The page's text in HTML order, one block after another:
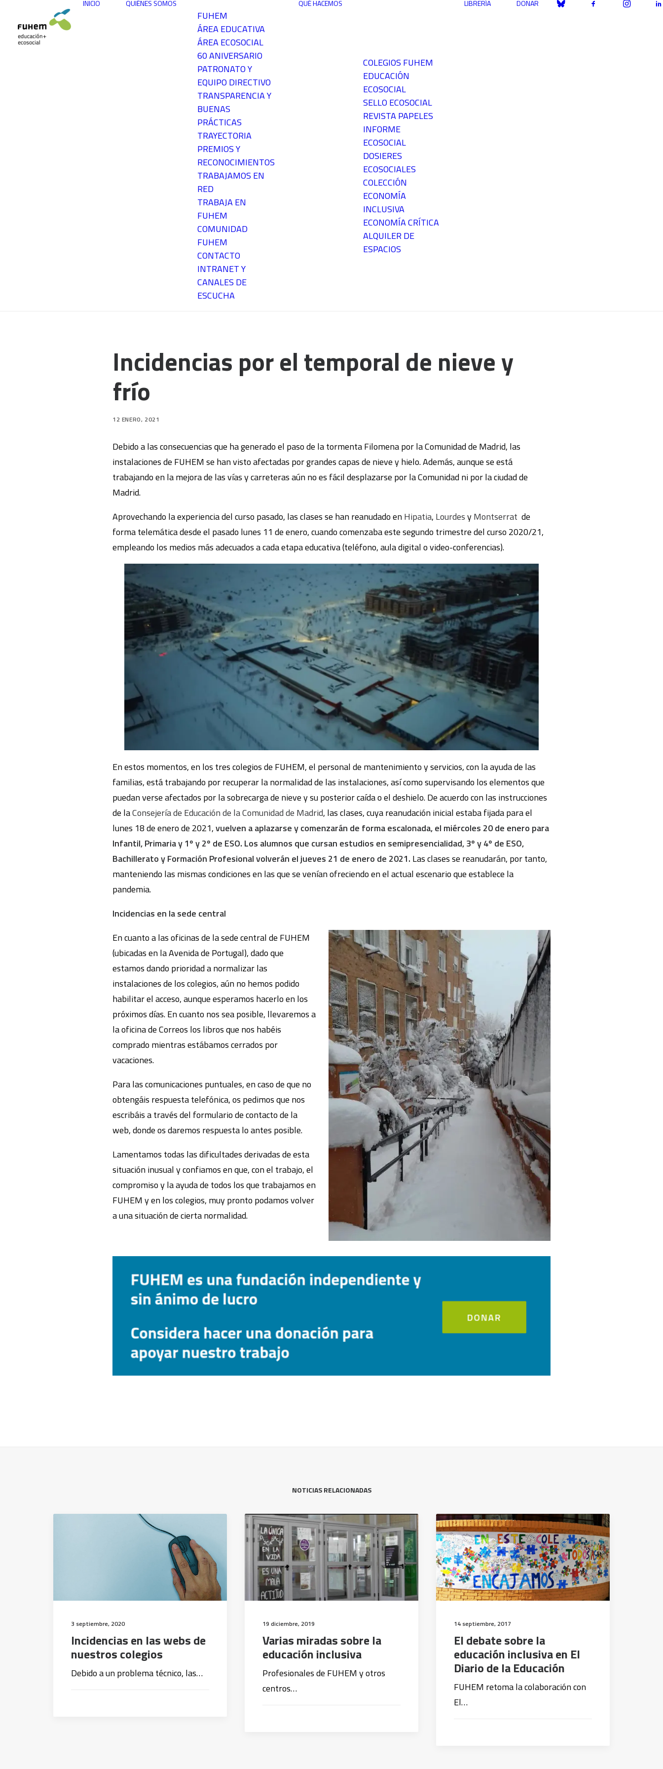
INICIO QUIÉNES SOMOS
FUHEM
ÁREA EDUCATIVA
ÁREA ECOSOCIAL
60 ANIVERSARIO
PATRONATO Y
EQUIPO DIRECTIVO
TRANSPARENCIA Y
BUENAS
PRÁCTICAS
TRAYECTORIA
PREMIOS Y
RECONOCIMIENTOS
TRABAJAMOS EN
RED
TRABAJA EN
FUHEM
COMUNIDAD
FUHEM
CONTACTO
INTRANET Y
CANALES DE
ESCUCHA
QUÉ HACEMOS
COLEGIOS FUHEM
EDUCACIÓN
ECOSOCIAL
SELLO ECOSOCIAL
REVISTA PAPELES
INFORME
ECOSOCIAL
DOSIERES
ECOSOCIALES
COLECCIÓN
ECONOMÍA
INCLUSIVA
ECONOMÍA CRÍTICA
ALQUILER DE
ESPACIOS
LIBRERÍA DONAR
Incidencias por el temporal de nieve y
frío
12 ENERO, 2021
Debido a las consecuencias que ha generado el paso de la tormenta Filomena por la Comunidad de Madrid, las
instalaciones de FUHEM se han visto afectadas por grandes capas de nieve y hielo. Además, aunque se está
trabajando en la mejora de las vías y carreteras aún no es fácil desplazarse por la Comunidad ni por la ciudad de
Madrid.
Aprovechando la experiencia del curso pasado, las clases se han reanudado enHipatia, LourdesyMontserrat de
forma telemática desde el pasado lunes 11 de enero, cuando comenzaba este segundo trimestre del curso 2020/21,
empleando los medios más adecuados a cada etapa educativa (teléfono, aula digital o video-conferencias).
En estos momentos, en los tres colegios de FUHEM, el personal de mantenimiento y servicios, con la ayuda de las
familias, está trabajando por recuperar la normalidad de las instalaciones, así como supervisando los elementos que
puedan verse afectados por la sobrecarga de nieve y su posterior caída o el deshielo. De acuerdo con las instrucciones
de laConsejería de Educación de la Comunidad de Madrid, las clases, cuya reanudación inicial estaba fijada para el
lunes 18 de enero de 2021,vuelven a aplazarse y comenzarán de forma escalonada, el miércoles 20 de enero para
Infantil, Primaria y 1º y 2º de ESO. Los alumnos que cursan estudios en semipresencialidad, 3º y 4º de ESO,
Bachillerato y Formación Profesional volverán el jueves 21 de enero de 2021. Las clases se reanudarán, por tanto,
manteniendo las mismas condiciones en las que se venían ofreciendo en el actual escenario que establece la
pandemia.
Incidencias en la sede central
En cuanto a las oficinas de la sede central de FUHEM
(ubicadas en la Avenida de Portugal), dado que
estamos dando prioridad a normalizar las
instalaciones de los colegios, aún no hemos podido
habilitar el acceso, aunque esperamos hacerlo en los
próximos días. En cuanto nos sea posible, llevaremos a
la oficina de Correos los libros que nos habéis
comprado mientras estábamos cerrados por
vacaciones.
Para las comunicaciones puntuales, en caso de que no
obtengáis respuesta telefónica, os pedimos que nos
escribáis a través del formulario de contacto de la
web, donde os daremos respuesta lo antes posible.
Lamentamos todas las dificultades derivadas de esta
situación inusual y confiamos en que, con el trabajo, el
compromiso y la ayuda de todos los que trabajamos en
FUHEM y en los colegios, muy pronto podamos volver
a una situación de cierta normalidad.
NOTICIAS RELACIONADAS
3 septiembre, 2020
Incidencias en las webs de
nuestros colegios
Debido a un problema técnico, las…
19 diciembre, 2019
Varias miradas sobre la
educación inclusiva
Profesionales de FUHEM y otros
centros…
14 septiembre, 2017
El debate sobre la
educación inclusiva en El
Diario de la Educación
FUHEM retoma la colaboración con
El…